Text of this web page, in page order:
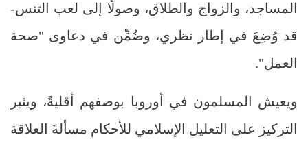
المساجد، والزواج والطلاق، وصولًا إلى لعب التنس-
قد وُضِعَ في إطار نظري، وضُمِّن في دعاوى "صحة
العمل".
ويعيش المسلمون في أوروبا بوصفهم أقليةً، ويثير
التركيز على التعليل الإسلامي للأحكام مسألةَ العلاقة